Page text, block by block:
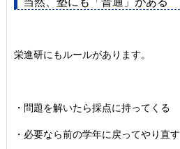
栄進研にもルールがあります。
・問題を解いたら採点に持ってくる
・必要なら前の学年に戻ってやり直す